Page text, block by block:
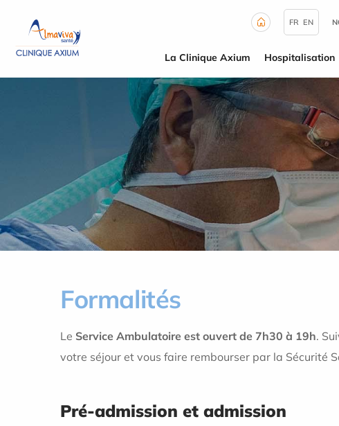
FR EN
La Clinique Axium Hospitalisation
Formalités
Le Service Ambulatoire est ouvert de 7h30 à 19h.
votre séjour et vous faire rembourser par la Sécurité
Pré-admission et admission